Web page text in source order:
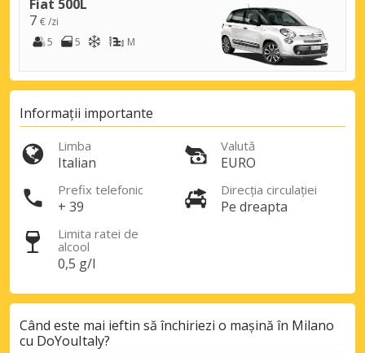
Fiat 500L
7 € /zi
5
5 M
Informații importante
Limba
Italian
Valută
EURO
Prefix telefonic
+ 39
Direcția circulației
Pe dreapta
Limita ratei de
alcool
0,5 g/l
Când este mai ieftin să închiriezi o mașină în Milano
cu DoYouItaly?